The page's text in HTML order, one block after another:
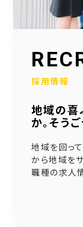
2026.01.16
採用サイトを大幅
社会福祉協議会様
広告枠付きエンデ
NPO法人様と協働
2025.08.20
採用情報
地域の喜
か。そう
地域を回っ
から地域を
職種の求人